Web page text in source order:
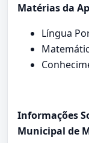
Matérias da
Língua
Informações
Municipal de